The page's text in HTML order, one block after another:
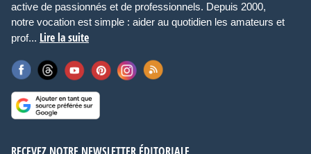
active de passionnés et de professionnels. Depuis 2000,
notre vocation est simple : aider au quotidien les amateurs et
prof... Lire la suite